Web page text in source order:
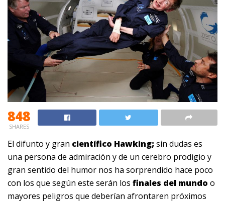
848
SHARES
El difunto y gran científico Hawking; sin dudas es
una persona de admiración y de un cerebro prodigio y
gran sentido del humor nos ha sorprendido hace poco
con los que según este serán los finales del mundo o
mayores peligros que deberían afrontaren próximos